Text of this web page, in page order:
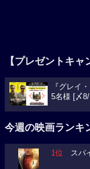
【プレゼントキャ
『グレイ
5名様 [〆8/
今週の映画ランキ
1位 スパ